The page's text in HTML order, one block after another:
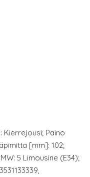
Kierrejousi; Paino
[mm]: 102;
5 Limousine (E34);